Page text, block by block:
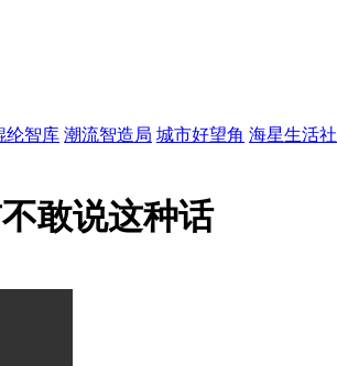
纶智库 潮流智造局 城市好望角 海星生活社
敢说这种话